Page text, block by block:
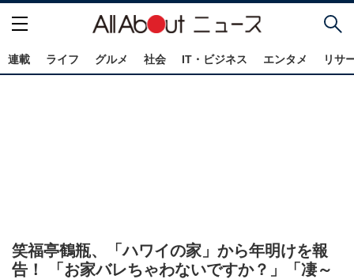
連載 ライフ グルメ 社会 IT・ビジネス エンタメ リサ
笑福亭鶴瓶、「ハワイの家」から年明けを報
告！ 「お家バレちゃわないですか？」「凄～